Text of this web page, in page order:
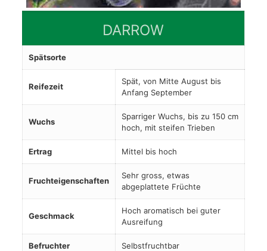
DARROW
Spätsorte
Reifezeit
Spät, von Mitte August bis
Anfang September
Wuchs
Sparriger Wuchs, bis zu 150 cm
hoch, mit steifen Trieben
Ertrag Mittel bis hoch
Fruchteigenschaften
Sehr gross, etwas
abgeplattete Früchte
Geschmack
Hoch aromatisch bei guter
Ausreifung
Befruchter Selbstfruchtbar